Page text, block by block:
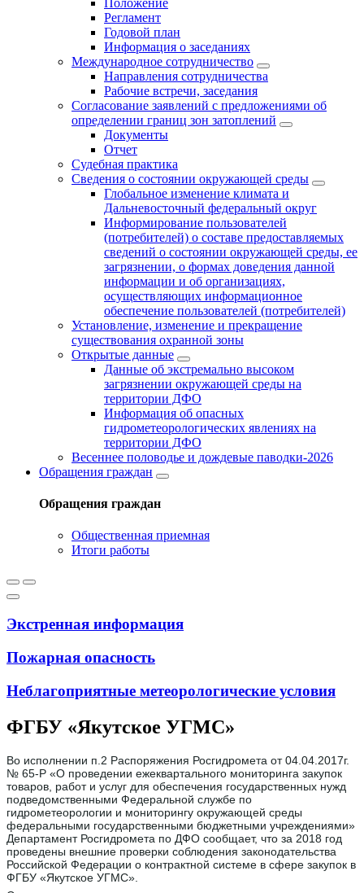
Положение
Регламент
Годовой план
Информация о заседаниях
Международное сотрудничество
Направления сотрудничества
Рабочие встречи, заседания
Согласование заявлений с предложениями об
определении границ зон затоплений
Документы
Отчет
Судебная практика
Сведения о состоянии окружающей среды
Глобальное изменение климата и
Дальневосточный федеральный округ
Информирование пользователей
(потребителей) о составе предоставляемых
сведений о состоянии окружающей среды, ее
загрязнении, о формах доведения данной
информации и об организациях,
осуществляющих информационное
обеспечение пользователей (потребителей)
Установление, изменение и прекращение
существования охранной зоны
Открытые данные
Данные об экстремально высоком
загрязнении окружающей среды на
территории ДФО
Информация об опасных
гидрометеорологических явлениях на
территории ДФО
Весеннее половодье и дождевые паводки-2026
Обращения граждан
Обращения граждан
Общественная приемная
Итоги работы
Экстренная информация
Пожарная опасность
Неблагоприятные метеорологические условия
ФГБУ «Якутское УГМС»
Во исполнении п.2 Распоряжения Росгидромета от 04.04.2017г.
№ 65-Р «О проведении ежеквартального мониторинга закупок
товаров, работ и услуг для обеспечения государственных нужд
подведомственными Федеральной службе по
гидрометеорологии и мониторингу окружающей среды
федеральными государственными бюджетными учреждениями»
Департамент Росгидромета по ДФО сообщает, что за 2018 год
проведены внешние проверки соблюдения законодательства
Российской Федерации о контрактной системе в сфере закупок в
ФГБУ «Якутское УГМС».